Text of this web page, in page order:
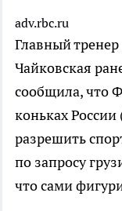
adv.rbc.ru
Главный
Чайковская
сообщила, что
коньках
разрешить
по запросу
что сами